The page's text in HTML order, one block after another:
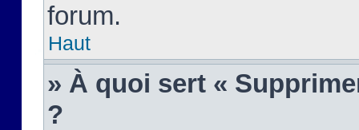
forum.
Haut
» À quoi sert «
?